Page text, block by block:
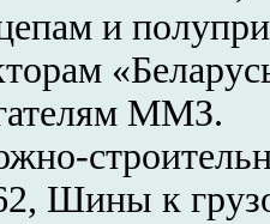
и
ММЗ.
Шины к